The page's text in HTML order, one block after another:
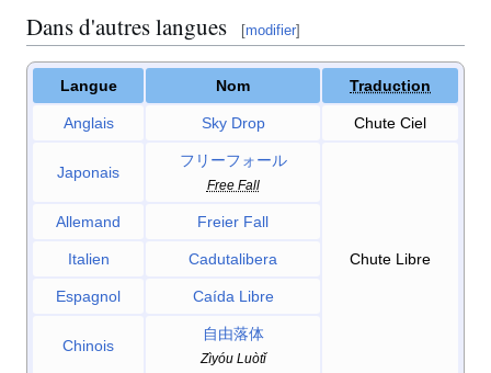
Dans d'autres langues [modifier]
Langue Nom Traduction
Anglais Sky Drop Chute Ciel
Japonais
フリーフォール
Free Fall
Chute Libre
Allemand Freier Fall
Italien Cadutalibera
Espagnol Caída Libre
Chinois
自由落体
Zìyóu Luòtǐ